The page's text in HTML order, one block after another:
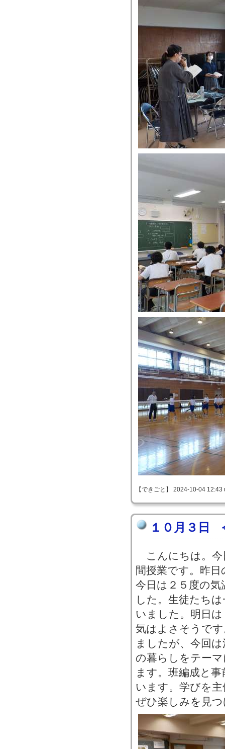
【できごと】 2024-10-04
１０月３日
こんにちは。今
間授業です。昨
今日は２５度の
した。生徒たち
いました。明日
気はよさそうで
ましたが、今回
の暮らしをテー
ます。班編成と
います。学びを
ぜひ楽しみを見